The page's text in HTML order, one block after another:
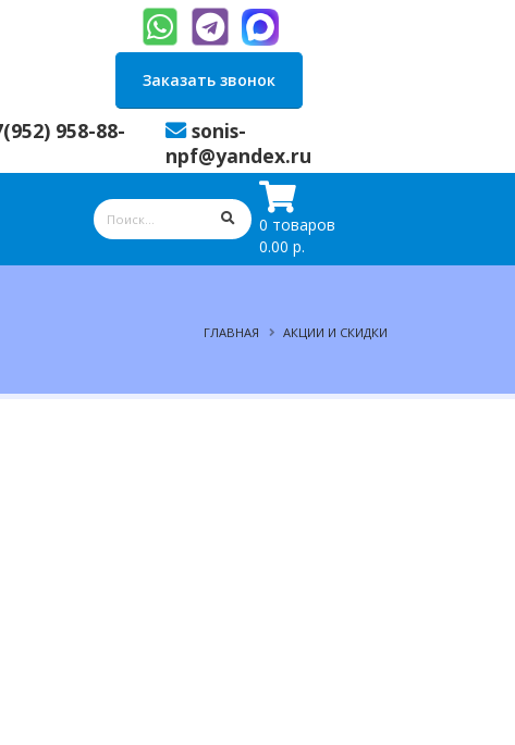
Заказать звонок
958-88-
sonis-
npf@yandex.ru
0 товаров
0.00 р.
ГЛАВНАЯ АКЦИИ И СКИДКИ